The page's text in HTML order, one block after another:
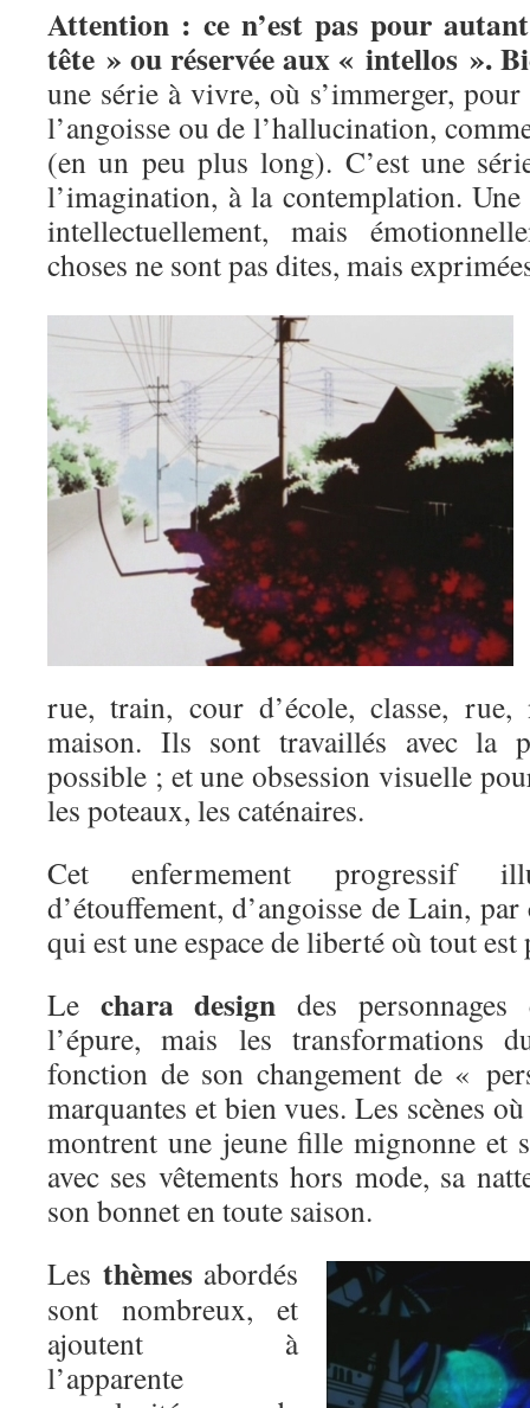
Attention : ce n’est pas pour
tête » ou réservée aux « intellos ».
une série à vivre, où s’immerger,
l’angoisse ou de l’hallucination,
(en un peu plus long). C’est une
l’imagination, à la contemplation.
intellectuellement, mais
choses ne sont pas dites, mais
rue, train, cour d’école, classe,
maison. Ils sont travaillés avec la
possible ; et une obsession visuelle
les poteaux, les caténaires.
Cet enfermement progressif
d’étouffement, d’angoisse de Lain,
qui est une espace de liberté où tout est
Le chara design des
l’épure, mais les transformations
fonction de son changement de «
marquantes et bien vues. Les scènes
montrent une jeune fille mignonne et
avec ses vêtements hors mode, sa
son bonnet en toute saison.
Les thèmesabordés
sont nombreux, et
ajoutent à
l’apparente